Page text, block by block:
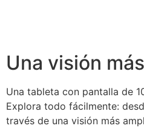
Una visión
Una tableta con pantalla de
Explora todo fácilmente:
través de una visión más